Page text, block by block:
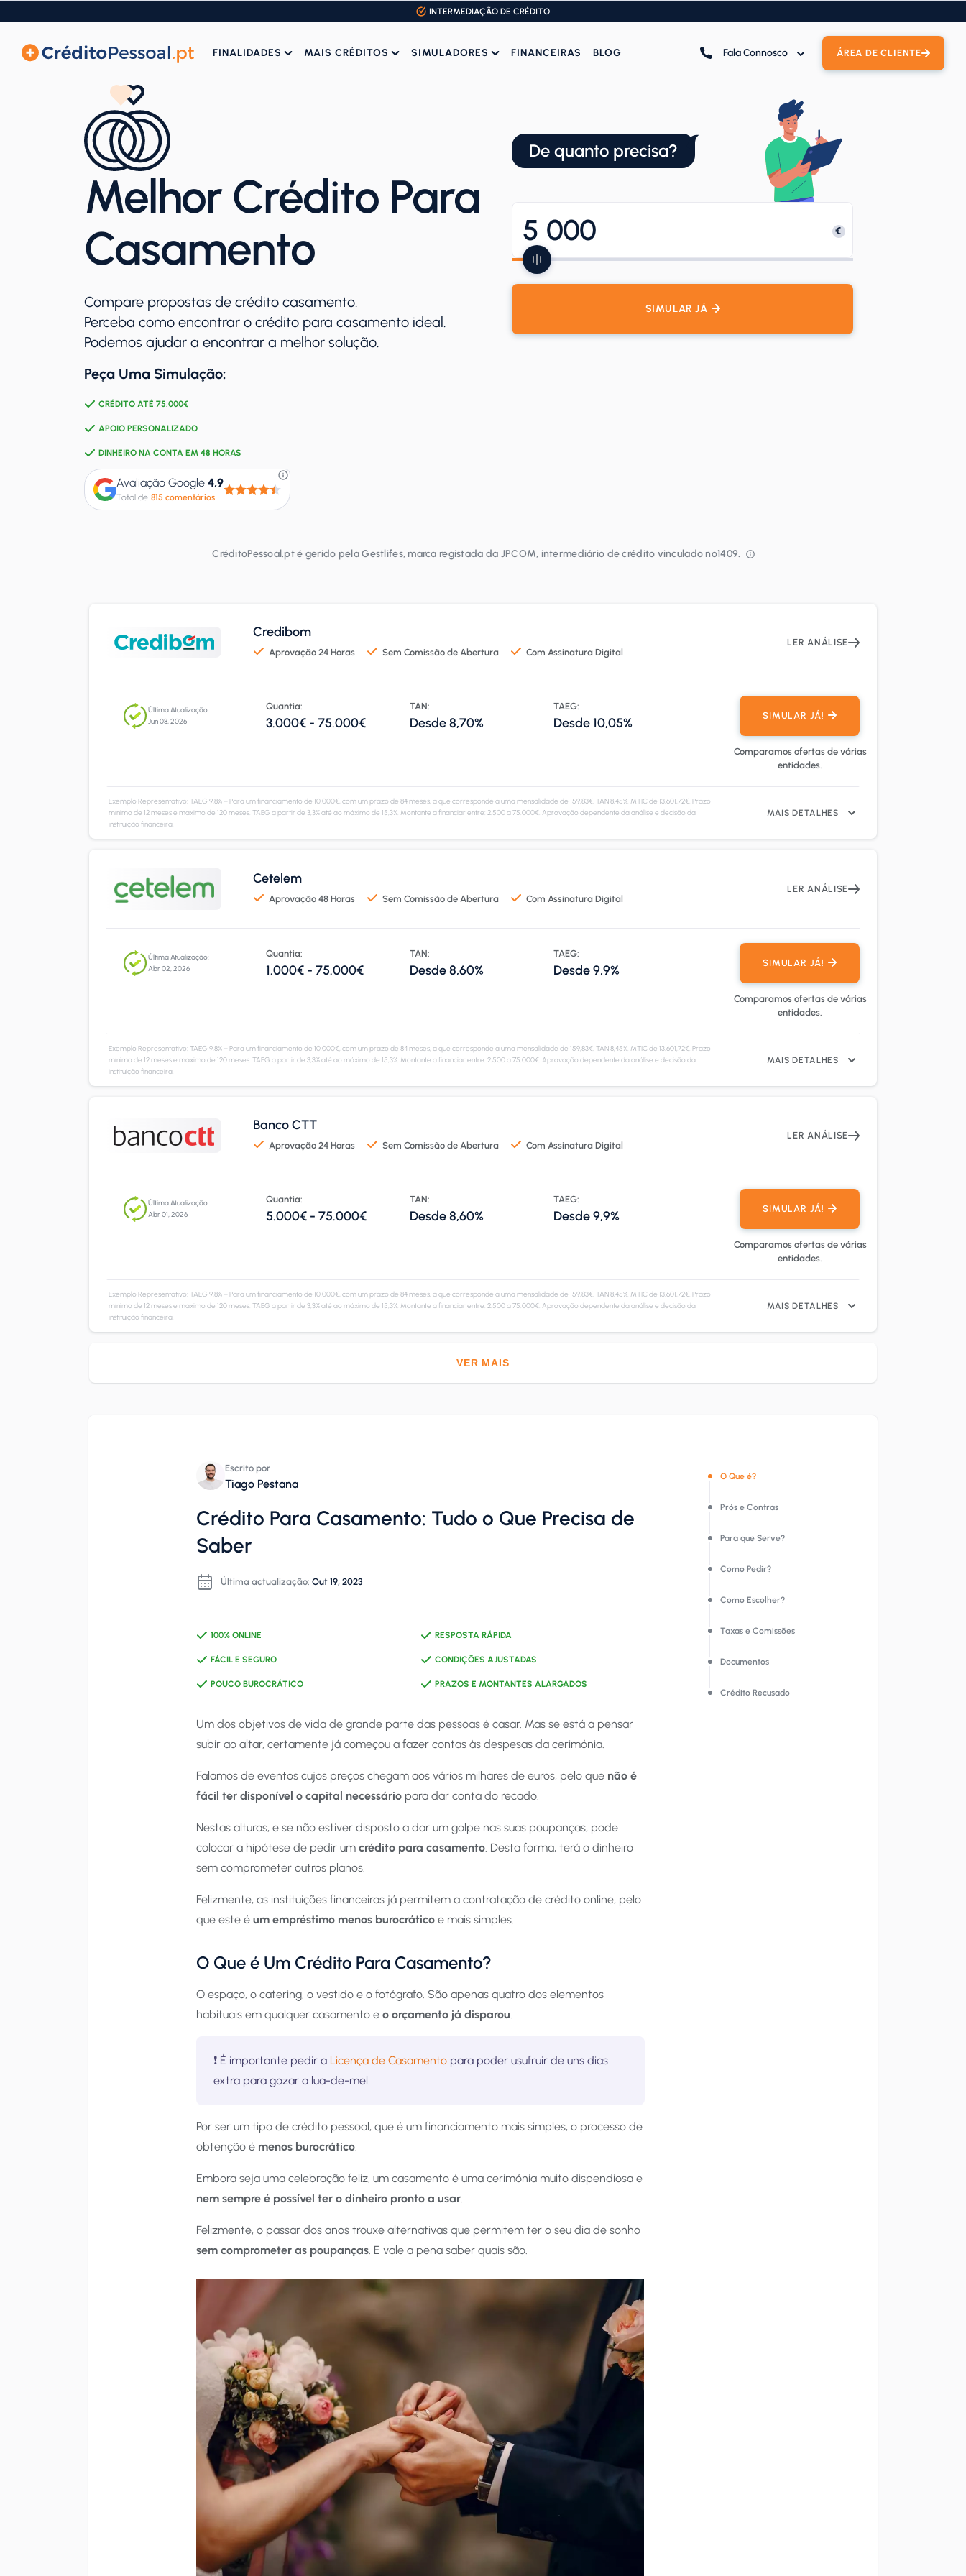
INTERMEDIAÇÃO DE CRÉDITO
FINALIDADES MAIS CRÉDITOS SIMULADORES FINANCEIRAS BLOG Fala Connosco ÁREA DE CLIENTE
Melhor Crédito Para
Casamento
Compare propostas de crédito casamento.
Perceba como encontrar o crédito para casamento ideal.
Podemos ajudar a encontrar a melhor solução.
Peça Uma Simulação:
CRÉDITO ATÉ 75.000€
APOIO PERSONALIZADO
DINHEIRO NA CONTA EM 48 HORAS
Avaliação Google 4,9
Total de 815 comentários
De quanto precisa?
SIMULAR JÁ
CréditoPessoal.pt é gerido pelaGestlifes, marca registada da JPCOM, intermediário de crédito vinculado nº1409.⁠
Credibom
Aprovação 24 Horas Sem Comissão de Abertura Com Assinatura Digital
LER ANÁLISE
Última Atualização:
Jun 08, 2026
Quantia:
3.000€ - 75.000€
TAN:
Desde 8,70%
TAEG:
Desde 10,05% SIMULAR JÁ!
Comparamos ofertas de várias
entidades.
Exemplo Representativo: TAEG 9,8% – Para um financiamento de 10.000€, com um prazo de 84 meses, a que corresponde a uma mensalidade de 159,83€. TAN 8,45%. MTIC de 13.601,72€. Prazo
mínimo de 12 meses e máximo de 120 meses. TAEG a partir de 3,3% até ao máximo de 15,3%. Montante a financiar entre: 2.500 a 75.000€. Aprovação dependente da análise e decisão da
instituição financeira.
MAIS DETALHES
Cetelem
Aprovação 48 Horas Sem Comissão de Abertura Com Assinatura Digital
LER ANÁLISE
Última Atualização:
Abr 02, 2026
Quantia:
1.000€ - 75.000€
TAN:
Desde 8,60%
TAEG:
Desde 9,9% SIMULAR JÁ!
Comparamos ofertas de várias
entidades.
Exemplo Representativo: TAEG 9,8% – Para um financiamento de 10.000€, com um prazo de 84 meses, a que corresponde a uma mensalidade de 159,83€. TAN 8,45%. MTIC de 13.601,72€. Prazo
mínimo de 12 meses e máximo de 120 meses. TAEG a partir de 3,3% até ao máximo de 15,3%. Montante a financiar entre: 2.500 a 75.000€. Aprovação dependente da análise e decisão da
instituição financeira.
MAIS DETALHES
Banco CTT
Aprovação 24 Horas Sem Comissão de Abertura Com Assinatura Digital
LER ANÁLISE
Última Atualização:
Abr 01, 2026
Quantia:
5.000€ - 75.000€
TAN:
Desde 8,60%
TAEG:
Desde 9,9% SIMULAR JÁ!
Comparamos ofertas de várias
entidades.
Exemplo Representativo: TAEG 9,8% – Para um financiamento de 10.000€, com um prazo de 84 meses, a que corresponde a uma mensalidade de 159,83€. TAN 8,45%. MTIC de 13.601,72€. Prazo
mínimo de 12 meses e máximo de 120 meses. TAEG a partir de 3,3% até ao máximo de 15,3%. Montante a financiar entre: 2.500 a 75.000€. Aprovação dependente da análise e decisão da
instituição financeira.
MAIS DETALHES
VER MAIS
Escrito por
Tiago Pestana
Crédito Para Casamento: Tudo o Que Precisa de
Saber
Última actualização: Out 19, 2023
100% ONLINE
FÁCIL E SEGURO
POUCO BUROCRÁTICO
RESPOSTA RÁPIDA
CONDIÇÕES AJUSTADAS
PRAZOS E MONTANTES ALARGADOS
Um dos objetivos de vida de grande parte das pessoas é casar. Mas se está a pensar
subir ao altar, certamente já começou a fazer contas às despesas da cerimónia.
Falamos de eventos cujos preços chegam aos vários milhares de euros, pelo que não é
fácil ter disponível o capital necessário para dar conta do recado.
Nestas alturas, e se não estiver disposto a dar um golpe nas suas poupanças, pode
colocar a hipótese de pedir um crédito para casamento. Desta forma, terá o dinheiro
sem comprometer outros planos.
Felizmente, as instituições financeiras já permitem a contratação de crédito online, pelo
que este é um empréstimo menos burocrático e mais simples.
O Que é Um Crédito Para Casamento?
O espaço, o catering, o vestido e o fotógrafo. São apenas quatro dos elementos
habituais em qualquer casamento e o orçamento já disparou.
❗️ É importante pedir a Licença de Casamento para poder usufruir de uns dias
extra para gozar a lua-de-mel.
Por ser um tipo de crédito pessoal, que é um financiamento mais simples, o processo de
obtenção é menos burocrático.
Embora seja uma celebração feliz, um casamento é uma cerimónia muito dispendiosa e
nem sempre é possível ter o dinheiro pronto a usar.
Felizmente, o passar dos anos trouxe alternativas que permitem ter o seu dia de sonho
sem comprometer as poupanças. E vale a pena saber quais são.
O Que é?
Prós e Contras
Para que Serve?
Como Pedir?
Como Escolher?
Taxas e Comissões
Documentos
Crédito Recusado